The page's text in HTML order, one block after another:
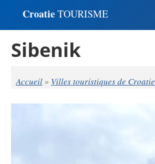
CroatieTOURISME
Sibenik
Accueil» Villes touristiques de Croatie